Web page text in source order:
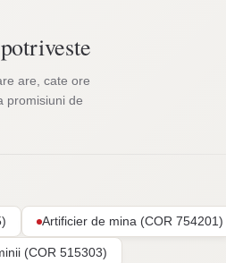
are, cate ore
promisiuni de
Artificier de mina (COR 754201)
(COR 515303)